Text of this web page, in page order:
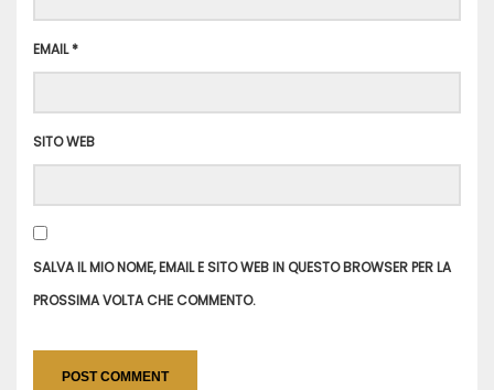
EMAIL*
SITO WEB
SALVA IL MIO NOME, EMAIL E SITO WEB IN QUESTO BROWSER PER LA
PROSSIMA VOLTA CHE COMMENTO.